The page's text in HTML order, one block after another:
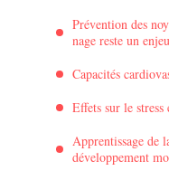
Prévention des
nage reste un
Capacités
Effets sur le stress
Apprentissage de
développement